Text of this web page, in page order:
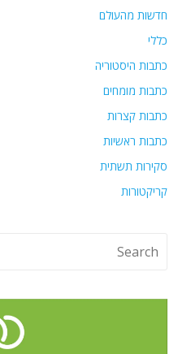
חדשות מהעולם
כללי
כתבות היסטוריה
כתבות מומחים
כתבות קצרות
כתבות ראשיות
סקירות תשתית
קריקטורות